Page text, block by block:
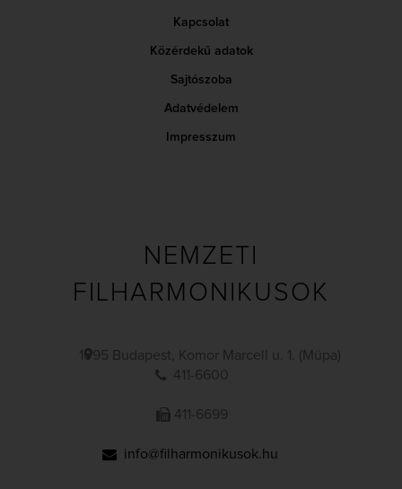
Kapcsolat
Közérdekű adatok
Sajtószoba
Adatvédelem
Impresszum
NEMZETI
FILHARMONIKUSOK
1095 Budapest, Komor Marcell u. 1. (Müpa)
411-6600
411-6699
info@filharmonikusok.hu